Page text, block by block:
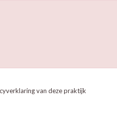
van deze praktijk